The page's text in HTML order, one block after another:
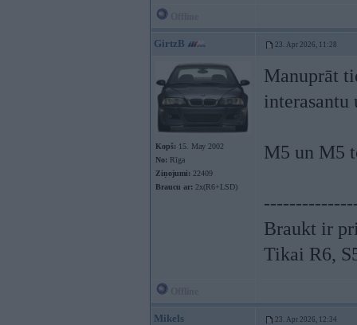
GirtzB 23. Apr 2026, 11:28
Kopš: 15. May 2002
No: Rīga
Ziņojumi: 22409
Braucu ar: 2x(R6+LSD)
Manuprāt
M5 un M5
Braukt ir
Tikai R6,
Mikels 23. Apr 2026, 12:34